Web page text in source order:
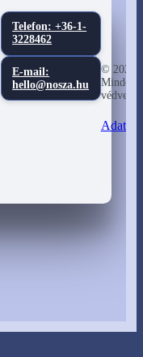
Telefon: +36-1-
3228462
E-mail:
hello@nosza.hu
© 2026
Minden
védve